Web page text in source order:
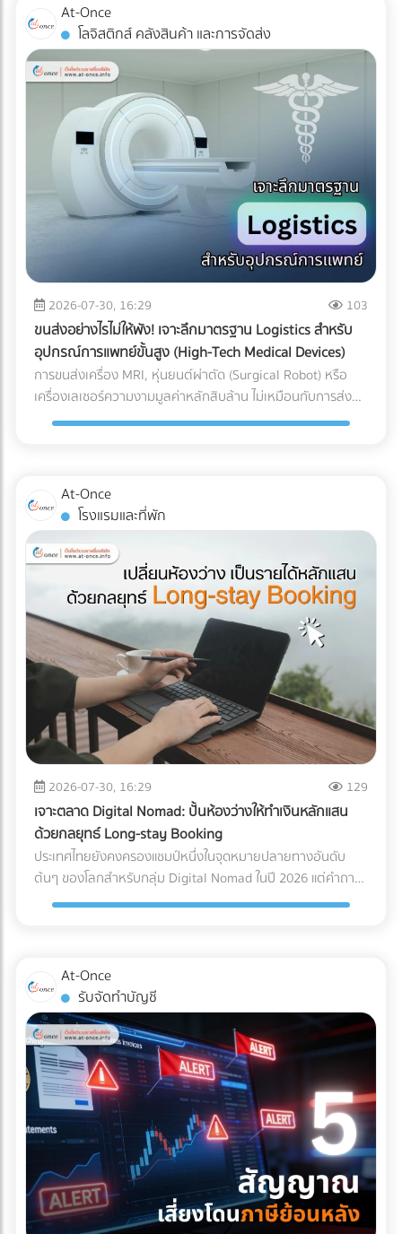
Supply Chain นวัตกรรมเปลี่ยนเกม: Solar Hybrid +
Industrial ESS ทำงานอย่างไร? ระบบนี้คือการรวมร่างกัน
ระหว่าง แผงโซลาร์เซลล์ (ผลิตไฟ) + อินเวอร์เตอร์แบบไฮบริด
(สลับแหล่งจ่ายไฟ) + แบตเตอรี่อุตสาหกรรม (กักเก็บไฟ) เมื่อมี
ระบบ Industrial ESS เข้ามา โรงงานของคุณจะเสมือนมี UPS
(เครื่องสำรองไฟ) ขนาดยักษ์คอยคุ้มกัน โดยระบบจะทำงานแบบไร้
รอยต่อ (Seamless Transition) เมื่อไฟจากการไฟฟ้าดับหรือ
กระชาก ระบบจะสลับไปดึงกระแสไฟจากแบตเตอรี่มาจ่ายให้
เครื่องจักรสำคัญ (Critical Loads) ทันทีในระดับเสี้ยววินาที ทำให้
สายการผลิตเดินหน้าต่อไปได้โดยที่เครื่องจักรไม่สะดุด ทำไมปี
2026 ถึงเป็น "จังหวะทอง" ในการลงทุนระบบ ESS? หากย้อน
กลับไปช่วงปี 2021-2022 แบตเตอรี่อุตสาหกรรมยังมีราคาสูงลิ่ว
จนหลายโรงงานถอดใจ แต่ในยุค 2026 เกมได้เปลี่ยนไปแล้วด้วย
ปัจจัยเหล่านี้: ราคาแบตเตอรี่ LFP ลดลงอย่างมีนัยสำคัญ:
เทคโนโลยีแบตเตอรี่ Lithium Iron Phosphate (LiFePO4)
สำหรับอุตสาหกรรม มีการผลิตในสเกลที่ใหญ่ขึ้นมาก ทำให้ราคา
ต่อกิโลวัตต์-ชั่วโมง (kWh) ถูกลงกว่าอดีตเกือบ 40% แถมยังมี
ความปลอดภัยสูง ไม่ติดไฟง่าย และอายุการใช้งานยาวนานกว่า
10,000 ไซเคิล (อ้างอิงจากรายงาน Bloomberg) ระบบ Peak
Shaving หั่นค่าไฟ TOU แบบอัจฉริยะ: โรงงานส่วนใหญ่ใช้ค่าไฟ
ในช่วงเวลานี้ เพื่อกดกราฟการใช้ไฟ (Peak Demand) ลง ช่วย
ลดค่า Demand Charge ในบิลค่าไฟได้อย่างมหาศาล ปลดล็อก
ข้อจำกัดทางกฎหมายและภาษี: ภาครัฐและ BOI มีการสนับสนุน
สิทธิประโยชน์ทางภาษีที่ชัดเจนขึ้น สำหรับการลงทุนด้านพลังงาน
สะอาดและการจัดการพลังงาน ทำให้ระยะเวลาคืนทุนสั้นลง
ประเมินความคุ้มค่า: สรุปแล้วคุ้มทุนหรือไม่? เพื่อความเข้าใจที่
ชัดเจน ลองดูตารางเปรียบเทียบระหว่างระบบเดิมกับระบบใหม่
ครับ คำตอบคือ: "คุ้มค่าอย่างแน่นอน" หากโรงงานของคุณจัด
อยู่ในกลุ่มที่มูลค่าความเสียหายจากไฟดับ 1 ครั้ง มีมูลค่าสูง (เช่น
โรงงานพลาสติก, เซมิคอนดักเตอร์, อาหารแช่แข็ง, ยาและ
เวชภัณฑ์) การมีระบบ Industrial ESS จะเปรียบเสมือนการซื้อ
"ประกันภัยความเสี่ยงทางธุรกิจ" ที่แถมโบนัสเป็นการช่วยหั่นค่าไฟ
ในทุกๆ เดือน ยกระดับโรงงานสู่ความยั่งยืนแบบไม่มีสะดุด ในปี
2026 การติดตั้ง Solar Cell สำหรับธุรกิจ B2B ไม่ได้จบแค่เรื่อง
การลดค่าไฟ แต่คือการบริหารความเสี่ยง (Risk Management)
และตอบรับกระแสลดคาร์บอน (ESG/Carbon Footprint) เพื่อ
รักษาความสามารถในการแข่งขันบนเวทีโลก การออกแบบระบบ
Solar Hybrid และ Industrial ESS ต้องอาศัยความเชี่ยวชาญ
ทางวิศวกรรมขั้นสูง ทั้งการคำนวณโหลดไฟฟ้า การเลือกขนาด
แบตเตอรี่ และการขออนุญาตขนานไฟอย่างถูกต้อง หากคุณเป็น
บริษัทรับติดตั้งโซลาร์เซลล์อุตสาหกรรมชั้นนำของประเทศไทยได้
ฟรีที่ At-once แพลตฟอร์มที่เชื่อมโยงธุรกิจ B2B ให้เจอกับพาร์ท
เนอร์ตัวจริง ช่วยให้โรงงานของคุณเดินหน้าต่อได้อย่างมั่นคง
และไม่มีวันสะดุด!
เทคโนโลยี Web-AR (Web-based Augmented Reality) Web-
AR: สัมผัสประสบการณ์ 3D โดยไม่ต้องโหลดแอปฯ ข้อเสียของ
การทำ AR ในอดีตคือลูกค้าต้องเสียเวลาดาวน์โหลด
แอปพลิเคชัน (App-based AR) ซึ่งสร้างความรำคาญใจ แต่
Web-AR ทลายข้อจำกัดนั้นทิ้งไป เพียงแค่ลูกค้าใช้กล้องสมาร์ต
โฟนสแกน QR Code บนโบรชัวร์ โมเดล 3D ของเครื่องจักรของ
คุณก็สามารถลอยขึ้นมาบนโต๊ะประชุมของพวกเขาได้ทันที! ทำไม
ธุรกิจ B2B ถึงควรใช้ Web-AR ในสื่อสิ่งพิมพ์? ย่อของใหญ่ ให้มา
อยู่บนโต๊ะประชุม: คุณไม่สามารถพกเครื่องจักรหนัก 2 ตันไปเสนอ
ขายลูกค้าได้ แต่ Web-AR ช่วยให้ลูกค้าซูมดูรายละเอียด รวมถึง
กลไกภายใน และหมุนดูสินค้าได้ 360 องศาผ่านมือถือหรือ Tablet
เปลี่ยนสิ่งพิมพ์ให้วัดผลได้ (Measurable ROI): โบรชัวร์ปกติเรา
ไม่รู้เลยว่าลูกค้าอ่านหน้าไหน แต่ Web-AR สามารถเก็บ Data ได้
ว่าลูกค้าสแกน QR Code จากพื้นที่ไหน สแกนกี่ครั้ง และใช้เวลาดู
โมเดล 3D นานเท่าไร สร้าง Wow Experience ทันที: ผู้บริหาร
B2B มีเวลาจำกัด การทำให้พวกเขา "ว้าว" ตั้งแต่ 10 วินาทีแรกที่
เห็นสินค้า ช่วยเพิ่มโอกาสในการขอเข้าพบ (Pitching) ได้มหาศาล
การลงทุนทำ Web-AR บนแคตตาล็อกสินค้าเพียงครั้งเดียว
สามารถนำไปใช้งานซ้ำได้ทั้งในงานอีเวนต์ (Exhibition) และการ
ส่ง Direct Mail ไปหาลูกค้าระดับ VIP พร้อมที่จะฉีกกฎการทำสื่อ
Marketing Agency และผู้เชี่ยวชาญด้านการพัฒนา Web-AR
และ 3D Model ที่พร้อมเปลี่ยนโบรชัวร์ของคุณให้กลายเป็น
พนักงานขายมือทอง ค้นหาพาร์ทเนอร์ที่ใช่ได้เลยวันนี้! ที่นี่!
At-Once
โลจิสติกส์ คลังสินค้า และการจัดส่ง
2026-07-30, 16:29 103
ขนส่งอย่างไรไม่ให้พัง! เจาะลึกมาตรฐาน Logistics สำหรับ
อุปกรณ์การแพทย์ขั้นสูง (High-Tech Medical Devices)
การขนส่งเครื่อง MRI, หุ่นยนต์ผ่าตัด (Surgical Robot) หรือ
เครื่องเลเซอร์ความงามมูลค่าหลักสิบล้าน ไม่เหมือนกับการส่ง
พัสดุทั่วไป เพราะความเสียหายของเครื่องมือแพทย์ขั้นสูงเหล่านี้
มิลลิเมตรเดียวส่งผลโดยตรงต่อการวินิจฉัยโรคและชีวิตของผู้
ป่วย หากเกิดความเสียหายระหว่างขนส่ง นอกจากประกันสินค้า
อาจขาดแล้ว ความน่าเชื่อถือขององค์กรก็จะลดลงทันที บทความ
นี้จะพาคุณไปเจาะลึกความเสี่ยง และมาตรฐาน Logistics ที่ธุรกิจ
เครื่องมือแพทย์ต้องรู้ในปี 2026 ครับ 3 ความเสี่ยงแฝงที่เครื่อง
มือแพทย์ต้องเผชิญระหว่างขนส่ง การใช้รถบรรทุกธรรมดาเพื่อ
ขนส่งอุปกรณ์ที่เปราะบาง ถือเป็นการรับความเสี่ยงที่ได้ไม่คุ้มเสีย
นี่คือ 3 ปัญหาหลักที่มักทำให้อุปกรณ์พังจากภายใน: แรงสั่น
สะเทือน (Vibration & Micro-shocks): เลนส์ เลเซอร์ และ
เซนเซอร์ภายในอุปกรณ์มีความเปราะบางสูงมาก แรงสั่นสะเทือน
จากพื้นถนนที่ไม่ราบเรียบสม่ำเสมอ สามารถทำให้แผงวงจรหลวม
หรือระบบเซนเซอร์รวนได้โดยที่ภายนอกยังดูปกติสมบูรณ์ การ
เปลี่ยนแปลงอุณหภูมิและความชื้น (Temperature & Humidity
Excursions): อุปกรณ์อิเล็กทรอนิกส์ทางการแพทย์หลายชนิดมี
ข้อกำหนดเรื่องอุณหภูมิที่ชัดเจน การอยู่ในตู้ขนส่งที่ร้อนอบอ้า
วนานๆ หรือเจอความชื้นสูง อาจทำให้เกิดสนิม คราบตะกรัน หรือ
ไฟฟ้าลัดวงจรเมื่อเปิดใช้งาน การเอียงและการกระแทก (Tilt &
Drop): เครื่องมือขนาดใหญ่บางชนิดถูกระบุไว้ในคู่มือวิศวกรรม
เลยว่า "ห้ามเอียงเกินกี่องศา" การใช้พนักงานยกของ (Porter)
ทั่วไปที่ไม่มีความเชี่ยวชาญ อาจทำให้สารทำความเย็นรั่วไหล หรือ
บริการขนส่ง (3PL) ระดับพรีเมียมที่จะมาดูแลสินค้าหลักล้านของ
คุณ ควรต้องมีคุณสมบัติและเทคโนโลยีที่ออกแบบมาเพื่อการ
แพทย์โดยเฉพาะ ดังนี้: รถขนส่งระบบกันสะเทือนแบบถุงลม (Air-
Ride Suspension): นี่คือหัวใจสำคัญ! ต้องใช้รถบรรทุกที่ติดตั้ง
ช่วงล่างแบบถุงลมเท่านั้น เพื่อดูดซับแรงสั่นสะเทือนและแรง
กระแทกจากพื้นถนนให้เหลือน้อยที่สุด คุ้มครองเซนเซอร์ภายใน
เครื่องจักรให้อยู่ในสภาพ 100% บริการ White Glove Service:
การขนส่งระดับนี้ไม่ได้จบแค่การดรอปของไว้หน้าประตูโรง
พยาบาล แต่ทีมขนส่งต้องมีความเชี่ยวชาญในการแกะกล่อง
(Unpacking) นำเครื่องมือเข้าไปติดตั้งยังห้องปฏิบัติการที่ซับ
ซ้อน และจัดการนำขยะบรรจุภัณฑ์กลับไปทิ้งอย่างถูกวิธี
มาตรฐานคุณภาพระดับสากล (Certifications): พาร์ทเนอร์ด้าน
At-Once
โรงแรมและที่พัก
2026-07-30, 16:29 129
เจาะตลาด Digital Nomad: ปั้นห้องว่างให้ทำเงินหลักแสน
ด้วยกลยุทธ์ Long-stay Booking
ประเทศไทยยังคงครองแชมป์หนึ่งในจุดหมายปลายทางอันดับ
ต้นๆ ของโลกสำหรับกลุ่ม Digital Nomad ในปี 2026 แต่คำถาม
ที่น่าสนใจคือ... ทำไมรายได้มหาศาลจากคนกลุ่มนี้ ถึงไปตกอยู่กับ
Agencies) และขายห้องพักแบบ "รายวัน" ซึ่งไม่ตอบโจทย์ชาว
Nomad ที่ต้องการพำนักระยะยาว (1-6 เดือน) หากคุณเป็น
เจ้าของโรงแรมหรือผู้บริหารที่ต้องการเพิ่ม Occupancy Rate
โดยเฉพาะในช่วง Low Season นี่คือจังหวะทองในการปรับ
กลยุทธ์ครับ ทำไมการตลาดแบบเดิมถึงปิดการขายกลุ่ม Nomad
ไม่ได้? พฤติกรรมการจองที่พักของกลุ่ม Digital Nomad นั้นต่าง
จากนักท่องเที่ยวทั่วไปอย่างสิ้นเชิง พวกเขาไม่ได้มองหาสระว่าย
น้ำสวยๆ หรืออาหารเช้าแบบบุฟเฟต์เป็นอันดับแรก แต่พวกเขา
กำลังมองหา "ออฟฟิศส่วนตัวที่พักผ่อนได้" 3 กลยุทธ์เปลี่ยน
โรงแรมให้เป็น Nomad Hub ที่ทำกำไรสูงสุด หากต้องการดึงดูด
ลูกค้ากลุ่มนี้ให้ยอมจ่ายเงินหลักหมื่นถึงหลักแสนเพื่อเข้าพักระยะ
ยาว คุณต้องปรับแต่งการนำเสนอใหม่ ดังนี้: 1. สร้าง Landing
At-Once
รับจัดทำบัญชี